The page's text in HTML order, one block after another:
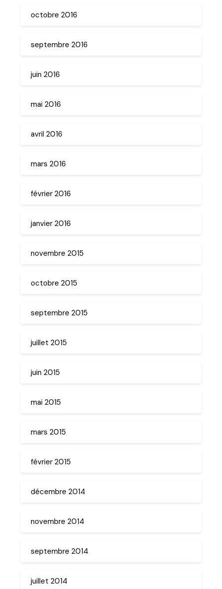
octobre 2016
septembre 2016
juin 2016
mai 2016
avril 2016
mars 2016
février 2016
janvier 2016
novembre 2015
octobre 2015
septembre 2015
juillet 2015
juin 2015
mai 2015
mars 2015
février 2015
décembre 2014
novembre 2014
septembre 2014
juillet 2014